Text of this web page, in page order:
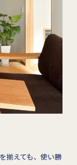
揃えても、使い勝